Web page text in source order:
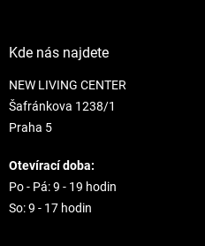
Kde nás najdete
NEW LIVING CENTER
Šafránkova 1238/1
Praha 5
Otevírací doba:
Po - Pá: 9 - 19 hodin
So: 9 - 17 hodin